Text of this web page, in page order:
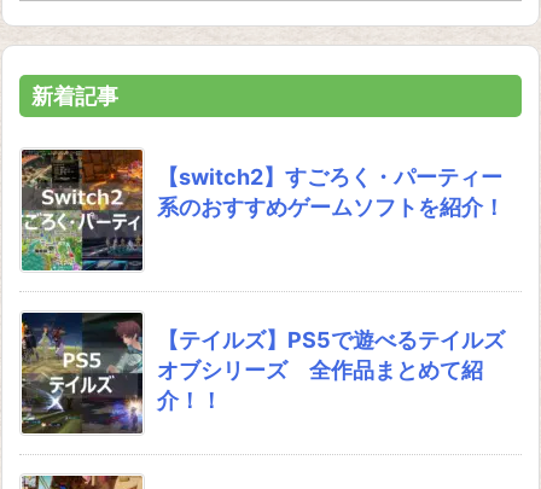
新着記事
【switch2】すごろく・パーティー
系のおすすめゲームソフトを紹介！
【テイルズ】PS5で遊べるテイルズ
オブシリーズ 全作品まとめて紹
介！！